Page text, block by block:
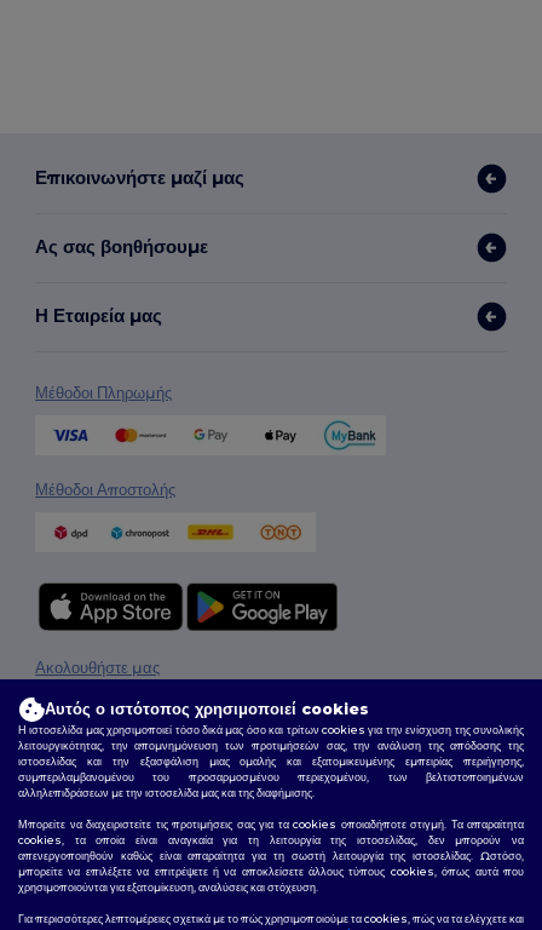
Επικοινωνήστε μαζί μας
Ας σας βοηθήσουμε
Η Εταιρεία μας
Μέθοδοι Πληρωμής
Μέθοδοι Αποστολής
2026. Όλα τα Δικαιώματα Διατηρούνται
Όροι & Προϋποθέσεις| Πολιτική Απορρήτου |Πολιτική για τα Cookies|Site Map
Ακολουθήστε μας
Αυτός ο ιστότοπος χρησιμοποιεί cookies
Η ιστοσελίδα μας χρησιμοποιεί τόσο δικά μας όσο και τρίτων cookies για την ενίσχυση της συνολικής
λειτουργικότητας, την απομνημόνευση των προτιμήσεών σας, την ανάλυση της απόδοσης της
ιστοσελίδας και την εξασφάλιση μιας ομαλής και εξατομικευμένης εμπειρίας περιήγησης,
συμπεριλαμβανομένου του προσαρμοσμένου περιεχομένου, των βελτιστοποιημένων
αλληλεπιδράσεων με την ιστοσελίδα μας και της διαφήμισης.
Μπορείτε να διαχειριστείτε τις προτιμήσεις σας για τα cookies οποιαδήποτε στιγμή. Τα απαραίτητα
cookies, τα οποία είναι αναγκαία για τη λειτουργία της ιστοσελίδας, δεν μπορούν να
απενεργοποιηθούν καθώς είναι απαραίτητα για τη σωστή λειτουργία της ιστοσελίδας. Ωστόσο,
μπορείτε να επιλέξετε να επιτρέψετε ή να αποκλείσετε άλλους τύπους cookies, όπως αυτά που
χρησιμοποιούνται για εξατομίκευση, αναλύσεις και στόχευση.
Για περισσότερες λεπτομέρειες σχετικά με το πώς χρησιμοποιούμε τα cookies, πώς να τα ελέγχετε και